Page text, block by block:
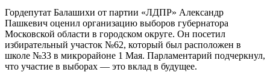
Гордепутат Балашихи от партии «ЛДПР» Александр
Пашкевич оценил организацию выборов губернатора
Московской области в городском округе. Он посетил
избирательный участок №62, который был расположен в
школе №33 в микрорайоне 1 Мая. Парламентарий подчеркнул,
что участие в выборах — это вклад в будущее.